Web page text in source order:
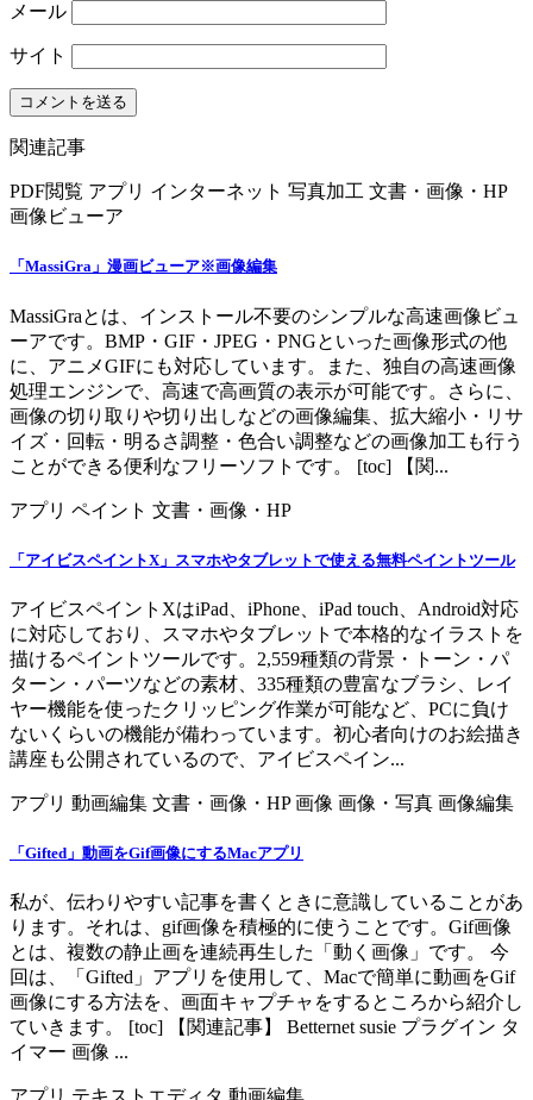
メール
サイト
関連記事
PDF閲覧 アプリ インターネット 写真加工 文書・画像・HP
画像ビューア
「MassiGra」漫画ビューア※画像編集
MassiGraとは、インストール不要のシンプルな高速画像ビュ
ーアです。BMP・GIF・JPEG・PNGといった画像形式の他
に、アニメGIFにも対応しています。また、独自の高速画像
処理エンジンで、高速で高画質の表示が可能です。さらに、
画像の切り取りや切り出しなどの画像編集、拡大縮小・リサ
イズ・回転・明るさ調整・色合い調整などの画像加工も行う
ことができる便利なフリーソフトです。 [toc] 【関...
アプリ ペイント 文書・画像・HP
「アイビスペイントX」スマホやタブレットで使える無料ペイントツール
アイビスペイントXはiPad、iPhone、iPad touch、Android対応
に対応しており、スマホやタブレットで本格的なイラストを
描けるペイントツールです。2,559種類の背景・トーン・パ
ターン・パーツなどの素材、335種類の豊富なブラシ、レイ
ヤー機能を使ったクリッピング作業が可能など、PCに負け
ないくらいの機能が備わっています。初心者向けのお絵描き
講座も公開されているので、アイビスペイン...
アプリ 動画編集 文書・画像・HP 画像 画像・写真 画像編集
「Gifted」動画をGif画像にするMacアプリ
私が、伝わりやすい記事を書くときに意識していることがあ
ります。それは、gif画像を積極的に使うことです。Gif画像
とは、複数の静止画を連続再生した「動く画像」です。 今
回は、「Gifted」アプリを使用して、Macで簡単に動画をGif
画像にする方法を、画面キャプチャをするところから紹介し
ていきます。 [toc] 【関連記事】 Betternet susie プラグイン タ
イマー 画像 ...